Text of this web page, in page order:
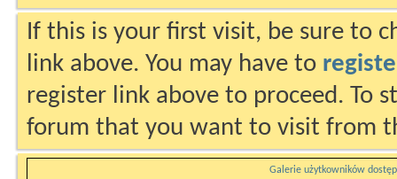
If this is your first visit, be sure to
link above. You may have to
register link above to proceed. To
forum that you want to visit from
Galerie użytkowników